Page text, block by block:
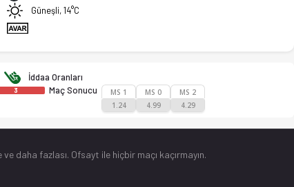
Güneşli, 14°C
İddaa Oranları
3 Maç Sonucu
MS 1
1.24
MS 0
4.99
MS 2
4.29
daha fazlası. Ofsayt ile hiçbir maçı kaçırmayın.